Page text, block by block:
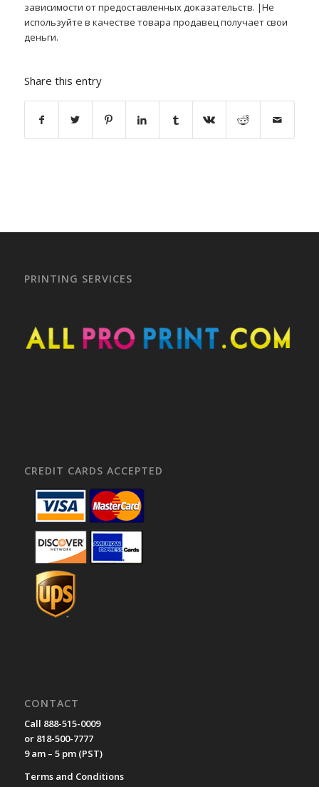
зависимости от предоставленных доказательств. |Не
используйте в качестве товара продавец получает свои
деньги.
Share this entry
PRINTING SERVICES
CREDIT CARDS ACCEPTED
CONTACT
Call 888-515-0009
or 818-500-7777
9 am – 5 pm (PST)
Terms and Conditions